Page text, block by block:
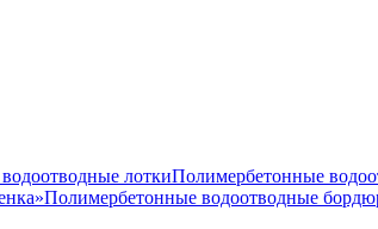
лоткиПолимербетонные
Полимербетонные водоотводные